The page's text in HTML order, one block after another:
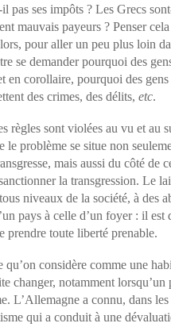
pas ses impôts ? Les Grecs
mauvais payeurs ? Penser
pour aller un peu plus loin
se demander pourquoi des
en corollaire, pourquoi des gens
des crimes, des délits, etc.
règles sont violées au vu et au
le problème se situe non
mais aussi du côté de
la transgression. Le
niveaux de la société, à des
pays à celle d’un foyer : il est
prendre toute liberté prenable.
qu’on considère comme une
changer, notamment lorsqu’un
L’Allemagne a connu, dans
qui a conduit à une